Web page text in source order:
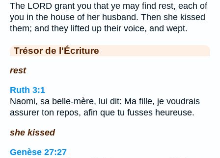
The LORD grant you that ye may find rest, each of
you in the house of her husband. Then she kissed
them; and they lifted up their voice, and wept.
Trésor de l'Écriture
rest
Ruth 3:1
Naomi, sa belle-mère, lui dit: Ma fille, je voudrais
assurer ton repos, afin que tu fusses heureuse.
she kissed
Genèse 27:27